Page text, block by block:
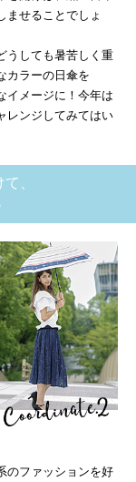
ませることでしょ
うしても暑苦しく重
カラーの日傘を
イメージに！今年は
レンジしてみてはい
、
のファッションを好